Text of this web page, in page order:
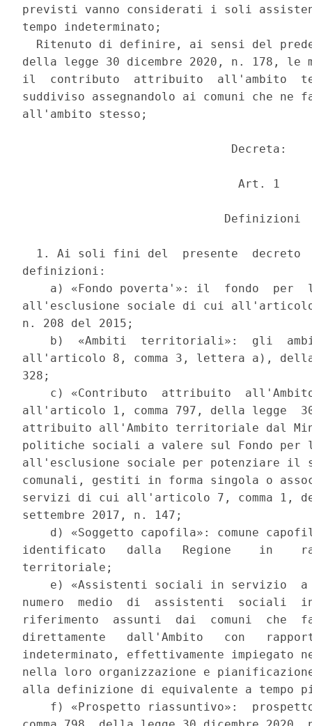
previsti vanno considerati i soli
tempo indeterminato;
Ritenuto di definire, ai sensi del
della legge 30 dicembre 2020, n. 178,
il  contributo  attribuito  all'ambito
suddiviso assegnandolo ai comuni che ne
all'ambito stesso;
                              Decreta:
                               Art. 1
                             Definizioni
1. Ai soli fini del  presente  decreto
definizioni:
a) «Fondo poverta'»: il  fondo  per
all'esclusione sociale di cui all'articolo
n. 208 del 2015;
b)  «Ambiti  territoriali»:  gli
all'articolo 8, comma 3, lettera a), della
328;
c) «Contributo  attribuito
all'articolo 1, comma 797, della legge
attribuito all'Ambito territoriale dal
politiche sociali a valere sul Fondo
all'esclusione sociale per potenziare il
comunali, gestiti in forma singola o
servizi di cui all'articolo 7, comma 1,
settembre 2017, n. 147;
d) «Soggetto capofila»: comune
identificato   dalla   Regione    in
territoriale;
e) «Assistenti sociali in servizio
numero  medio  di  assistenti  sociali
riferimento  assunti  dai  comuni  che
direttamente   dall'Ambito   con
indeterminato, effettivamente
nella loro organizzazione e
alla definizione di equivalente a tempo
f) «Prospetto riassuntivo»: